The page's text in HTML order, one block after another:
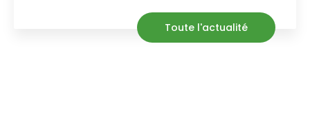
Toute l'actualité